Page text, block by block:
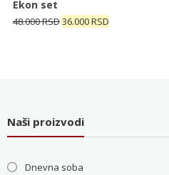
bila:
4.000 RSD.
Ekon set
48.000RSDOriginalna
36.000RSDTrenutna
Naši proizvodi
Dnevna soba